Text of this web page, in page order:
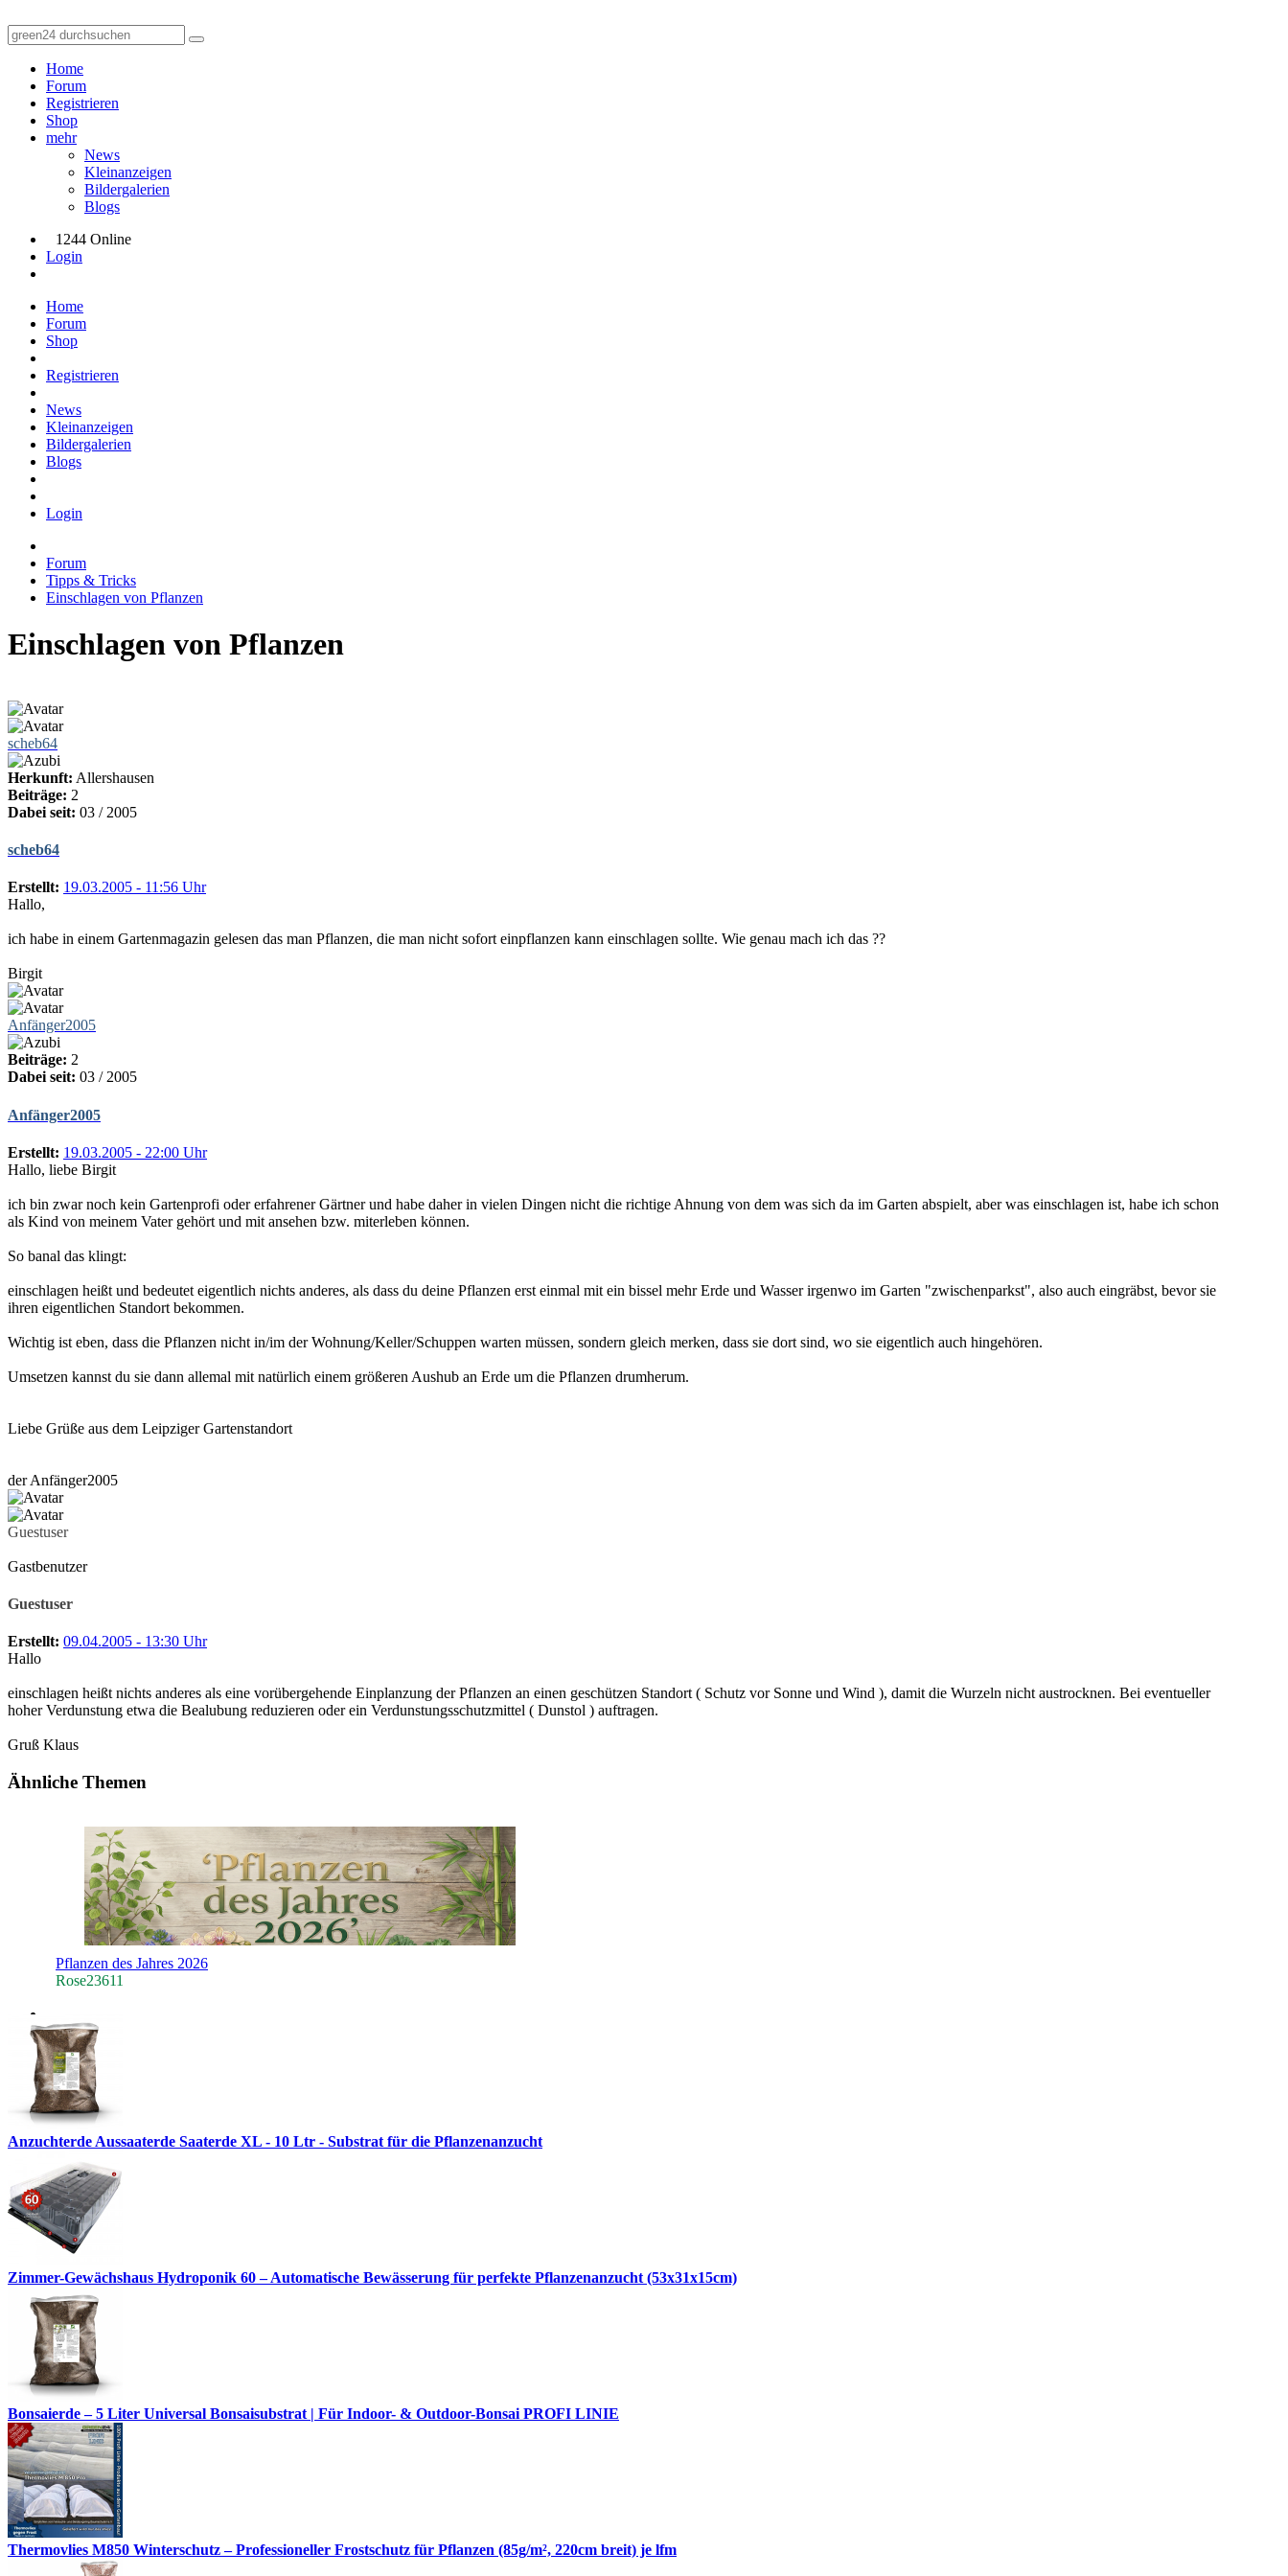
Home
Forum
Registrieren
Shop
mehr
News
Kleinanzeigen
Bildergalerien
Blogs
1244 Online
Login
Home
Forum
Shop
Registrieren
News
Kleinanzeigen
Bildergalerien
Blogs
Login
Forum
Tipps & Tricks
Einschlagen von Pflanzen
Einschlagen von Pflanzen
scheb64
Herkunft: Allershausen
Beiträge: 2
Dabei seit: 03 / 2005
scheb64
Erstellt: 19.03.2005 - 11:56 Uhr
Hallo,
ich habe in einem Gartenmagazin gelesen das man Pflanzen, die man nicht sofort einpflanzen kann einschlagen sollte. Wie genau mach ich das ??
Birgit
Anfänger2005
Beiträge: 2
Dabei seit: 03 / 2005
Anfänger2005
Erstellt: 19.03.2005 - 22:00 Uhr
Hallo, liebe Birgit
ich bin zwar noch kein Gartenprofi oder erfahrener Gärtner und habe daher in vielen Dingen nicht die richtige Ahnung von dem was sich da im Garten abspielt, aber was einschlagen ist, habe ich schon
als Kind von meinem Vater gehört und mit ansehen bzw. miterleben können.
So banal das klingt:
einschlagen heißt und bedeutet eigentlich nichts anderes, als dass du deine Pflanzen erst einmal mit ein bissel mehr Erde und Wasser irgenwo im Garten "zwischenparkst", also auch eingräbst, bevor sie
ihren eigentlichen Standort bekommen.
Wichtig ist eben, dass die Pflanzen nicht in/im der Wohnung/Keller/Schuppen warten müssen, sondern gleich merken, dass sie dort sind, wo sie eigentlich auch hingehören.
Umsetzen kannst du sie dann allemal mit natürlich einem größeren Aushub an Erde um die Pflanzen drumherum.
Liebe Grüße aus dem Leipziger Gartenstandort
der Anfänger2005
Guestuser
Gastbenutzer
Guestuser
Erstellt: 09.04.2005 - 13:30 Uhr
Hallo
einschlagen heißt nichts anderes als eine vorübergehende Einplanzung der Pflanzen an einen geschützen Standort ( Schutz vor Sonne und Wind ), damit die Wurzeln nicht austrocknen. Bei eventueller
hoher Verdunstung etwa die Bealubung reduzieren oder ein Verdunstungsschutzmittel ( Dunstol ) auftragen.
Gruß Klaus
Ähnliche Themen
Pflanzen des Jahres 2026
Rose23611
Anzuchterde Aussaaterde Saaterde XL - 10 Ltr - Substrat für die Pflanzenanzucht
Zimmer-Gewächshaus Hydroponik 60 – Automatische Bewässerung für perfekte Pflanzenanzucht (53x31x15cm)
Bonsaierde – 5 Liter Universal Bonsaisubstrat | Für Indoor- & Outdoor-Bonsai PROFI LINIE
Thermovlies M850 Winterschutz – Professioneller Frostschutz für Pflanzen (85g/m², 220cm breit) je lfm